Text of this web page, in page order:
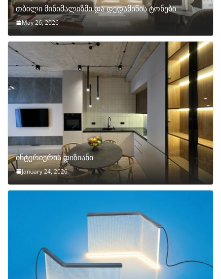
თბილი მინიმალიზმი და დედამიწის ტონები
May 26, 2026
ინტერიერის დიზიანი
January 24, 2026